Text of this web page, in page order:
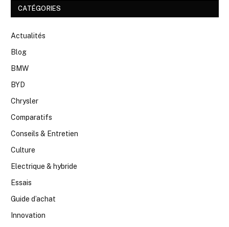
CATÉGORIES
Actualités
Blog
BMW
BYD
Chrysler
Comparatifs
Conseils & Entretien
Culture
Electrique & hybride
Essais
Guide d’achat
Innovation